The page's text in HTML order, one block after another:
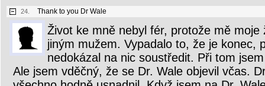
24. Thank to you Dr Wale
Život ke mně nebyl fér, protože mě moje
jiným mužem. Vypadalo to, že je konec,
nedokázal na nic soustředit. Při tom
Ale jsem vděčný, že se Dr. Wale objevil včas.